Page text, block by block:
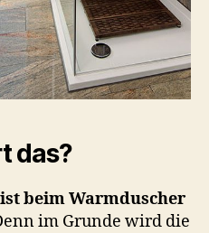
das?
beim Warmduscher
im Grunde wird die